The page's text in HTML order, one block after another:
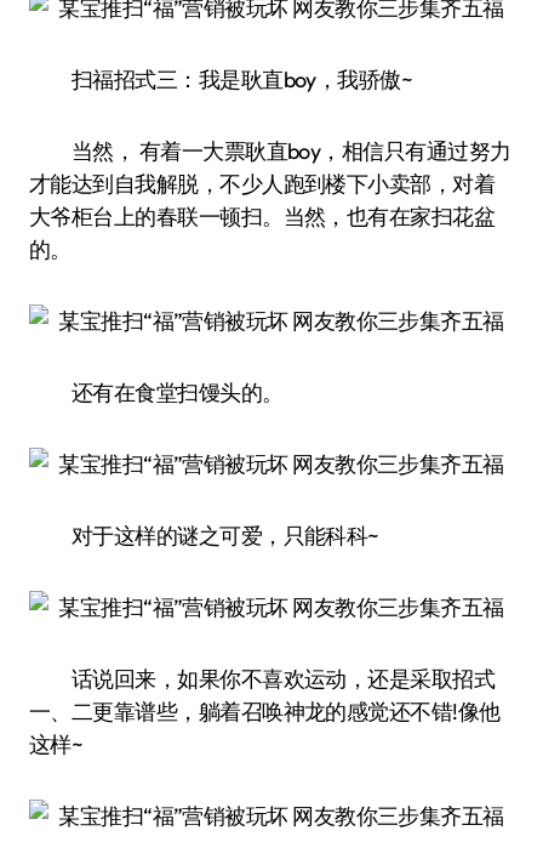
扫福招式三：我是耿直boy，我骄傲~
当然， 有着一大票耿直boy，相信只有通过努力
才能达到自我解脱，不少人跑到楼下小卖部，对着
大爷柜台上的春联一顿扫。当然，也有在家扫花盆
的。
还有在食堂扫馒头的。
对于这样的谜之可爱，只能科科~
话说回来，如果你不喜欢运动，还是采取招式
一、二更靠谱些，躺着召唤神龙的感觉还不错!像他
这样~